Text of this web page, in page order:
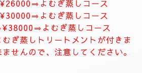
ス✨
リンガムトリートメントコース
リートメントコースになりま